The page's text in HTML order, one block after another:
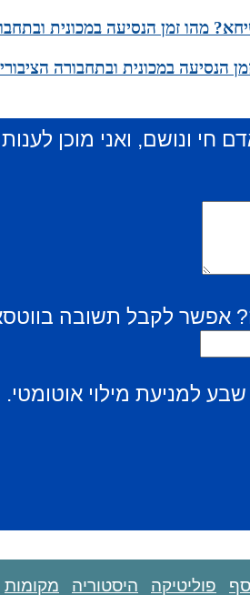
מהו זמן הנסיעה במכונית
הנסיעה במכונית ובתחבורה
חי ונושם, ואני מוכן
אפשר לקבל תשובה
למניעת מילוי אוטומטי.
פוליטיקה היסטוריה מקומות